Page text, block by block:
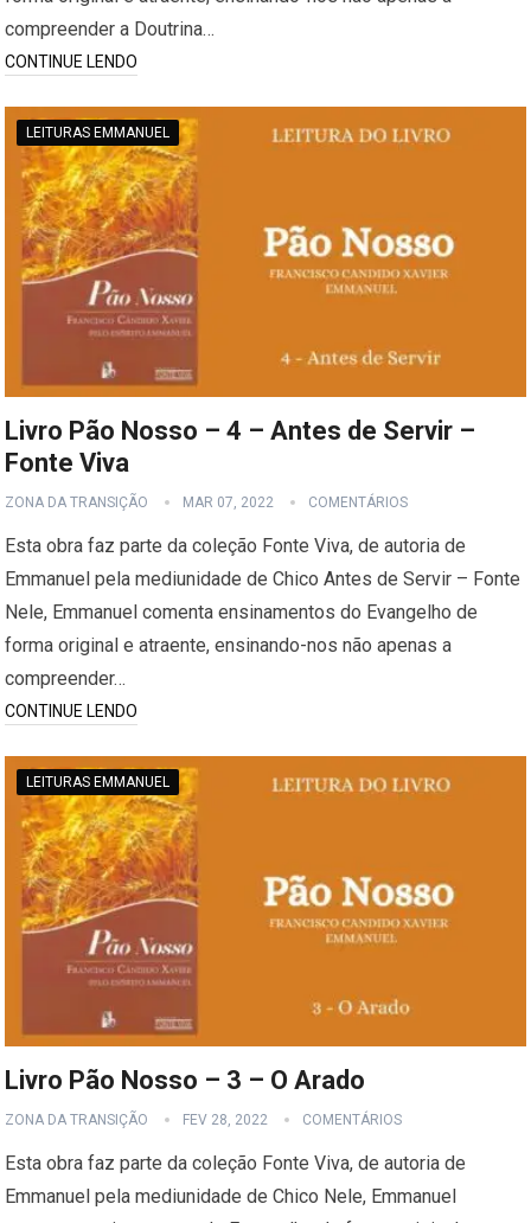
compreender a Doutrina…
CONTINUE LENDO
LEITURAS EMMANUEL
Livro Pão Nosso – 4 – Antes de Servir –
Fonte Viva
ZONA DA TRANSIÇÃO MAR 07, 2022 COMENTÁRIOS
Esta obra faz parte da coleção Fonte Viva, de autoria de
Emmanuel pela mediunidade de Chico Antes de Servir – Fonte
Nele, Emmanuel comenta ensinamentos do Evangelho de
forma original e atraente, ensinando-nos não apenas a
compreender…
CONTINUE LENDO
LEITURAS EMMANUEL
Livro Pão Nosso – 3 – O Arado
ZONA DA TRANSIÇÃO FEV 28, 2022 COMENTÁRIOS
Esta obra faz parte da coleção Fonte Viva, de autoria de
Emmanuel pela mediunidade de Chico Nele, Emmanuel